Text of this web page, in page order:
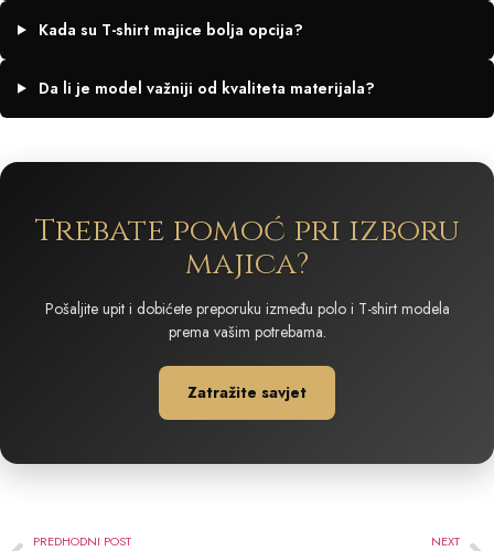
Kada su T-shirt majice bolja opcija?
Da li je model važniji od kvaliteta materijala?
Trebate pomoć pri izboru
majica?
Pošaljite upit i dobićete preporuku između polo i T-shirt modela
prema vašim potrebama.
Zatražite savjet
PREDHODNI POST NEXT